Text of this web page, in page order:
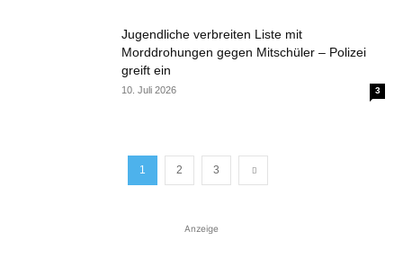
Jugendliche verbreiten Liste mit
Morddrohungen gegen Mitschüler – Polizei
greift ein
10. Juli 2026 3
1 2 3
Anzeige